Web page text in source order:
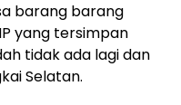
barang barang
yang tersimpan
tidak ada lagi dan
Selatan.